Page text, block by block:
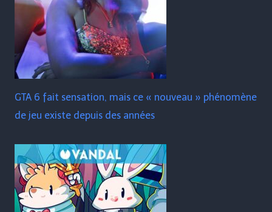
GTA 6 fait sensation, mais ce « nouveau » phénomène
de jeu existe depuis des années